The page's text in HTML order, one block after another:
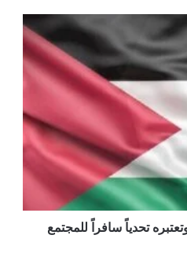
تحدياً سافراً للمجتمع